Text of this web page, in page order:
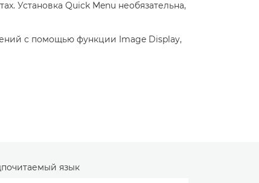
Установка Quick Menu необязательна,
с помощью функции Image Display,
язык